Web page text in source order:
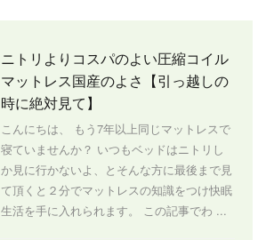
ニトリよりコスパのよい圧縮コイル
マットレス国産のよさ【引っ越しの
時に絶対見て】
こんにちは、 もう7年以上同じマットレスで
寝ていませんか？ いつもベッドはニトリし
か見に行かないよ、とそんな方に最後まで見
て頂くと２分でマットレスの知識をつけ快眠
生活を手に入れられます。 この記事でわ ...